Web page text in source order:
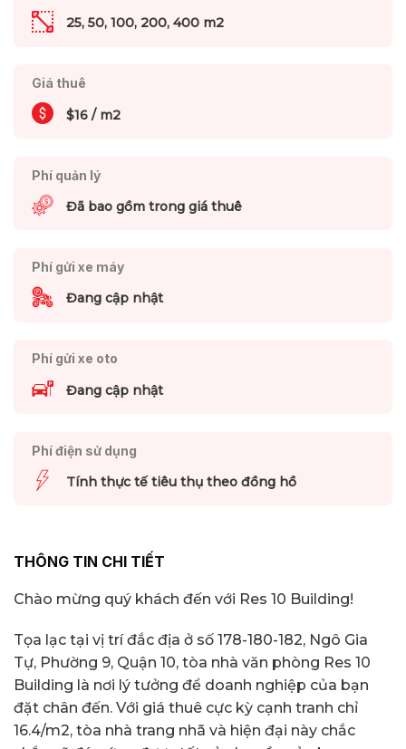
25, 50, 100, 200, 400 m2
Giá thuê
$16 / m2
Phí quản lý
Đã bao gồm trong giá thuê
Phí gửi xe máy
Đang cập nhật
Phí gửi xe oto
Đang cập nhật
Phí điện sử dụng
Tính thực tế tiêu thụ theo đồng hồ
THÔNG TIN CHI TIẾT
Chào mừng quý khách đến với Res 10 Building!
Tọa lạc tại vị trí đắc địa ở số 178-180-182, Ngô Gia
Tự, Phường 9, Quận 10, tòa nhà văn phòng Res 10
Building là nơi lý tưởng để doanh nghiệp của bạn
đặt chân đến. Với giá thuê cực kỳ cạnh tranh chỉ
16.4/m2, tòa nhà trang nhã và hiện đại này chắc